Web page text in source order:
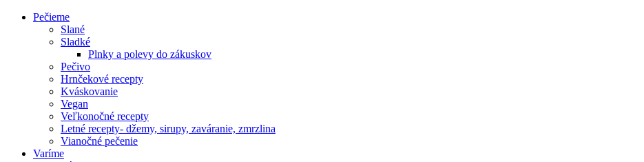
Pečieme
Slané
Sladké
Plnky a polevy do zákuskov
Pečivo
Hrnčekové recepty
Kváskovanie
Vegan
Veľkonočné recepty
Letné recepty- džemy, sirupy, zaváranie, zmrzlina
Vianočné pečenie
Varíme